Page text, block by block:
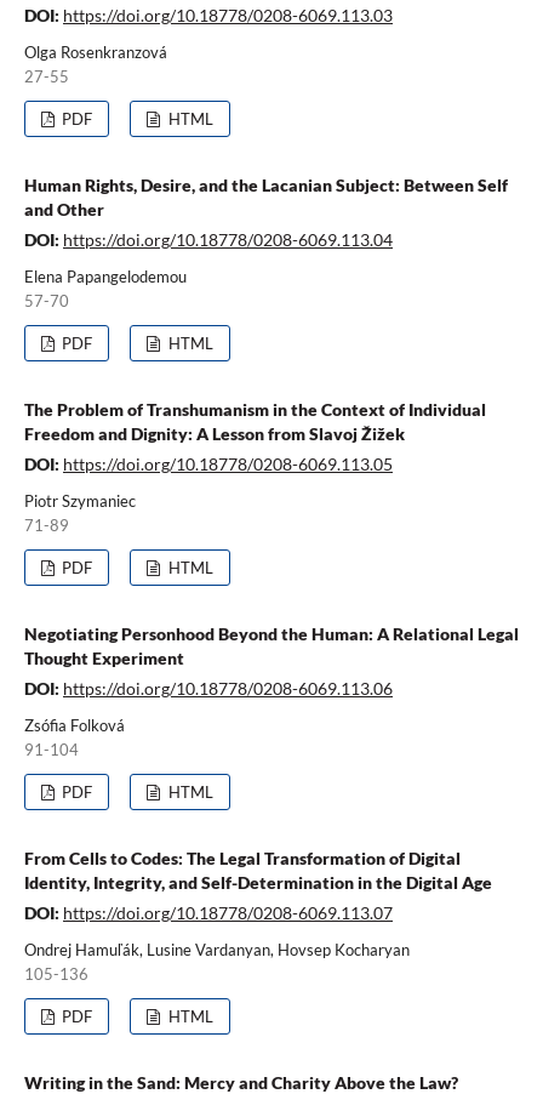
DOI: https://doi.org/10.18778/0208-6069.113.03
Olga Rosenkranzová
27-55
PDF HTML
Human Rights, Desire, and the Lacanian Subject: Between Self
and Other
DOI: https://doi.org/10.18778/0208-6069.113.04
Elena Papangelodemou
57-70
PDF HTML
The Problem of Transhumanism in the Context of Individual
Freedom and Dignity: A Lesson from Slavoj Žižek
DOI: https://doi.org/10.18778/0208-6069.113.05
Piotr Szymaniec
71-89
PDF HTML
Negotiating Personhood Beyond the Human: A Relational Legal
Thought Experiment
DOI: https://doi.org/10.18778/0208-6069.113.06
Zsófia Folková
91-104
PDF HTML
From Cells to Codes: The Legal Transformation of Digital
Identity, Integrity, and Self-Determination in the Digital Age
DOI: https://doi.org/10.18778/0208-6069.113.07
Ondrej Hamuľák, Lusine Vardanyan, Hovsep Kocharyan
105-136
PDF HTML
Writing in the Sand: Mercy and Charity Above the Law?